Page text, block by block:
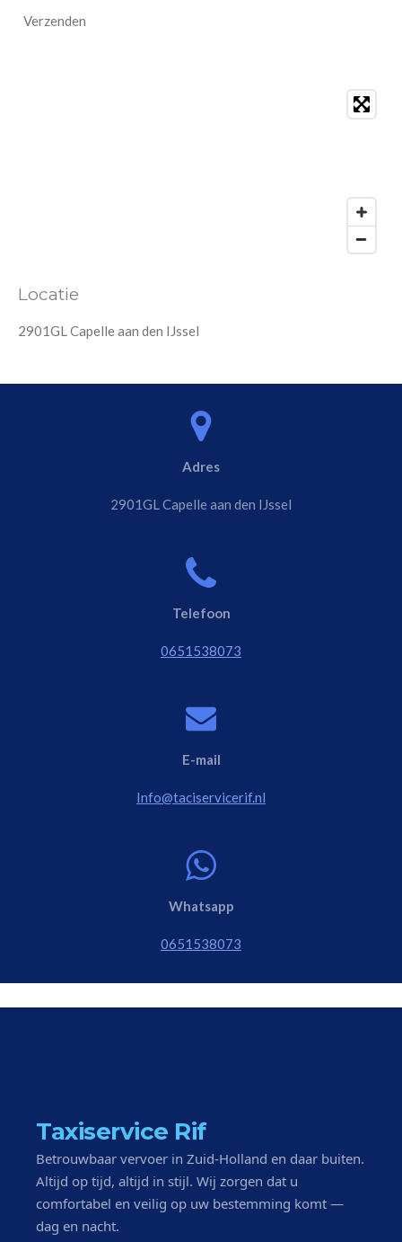
Verzenden
Locatie
2901GL Capelle aan den IJssel
Adres
2901GL Capelle aan den IJssel
Telefoon
0651538073
E-mail
Info@taciservicerif.nl
Whatsapp
0651538073
Taxiservice Rif
Betrouwbaar vervoer in Zuid-Holland en daar buiten.
Altijd op tijd, altijd in stijl. Wij zorgen dat u
comfortabel en veilig op uw bestemming komt —
dag en nacht.